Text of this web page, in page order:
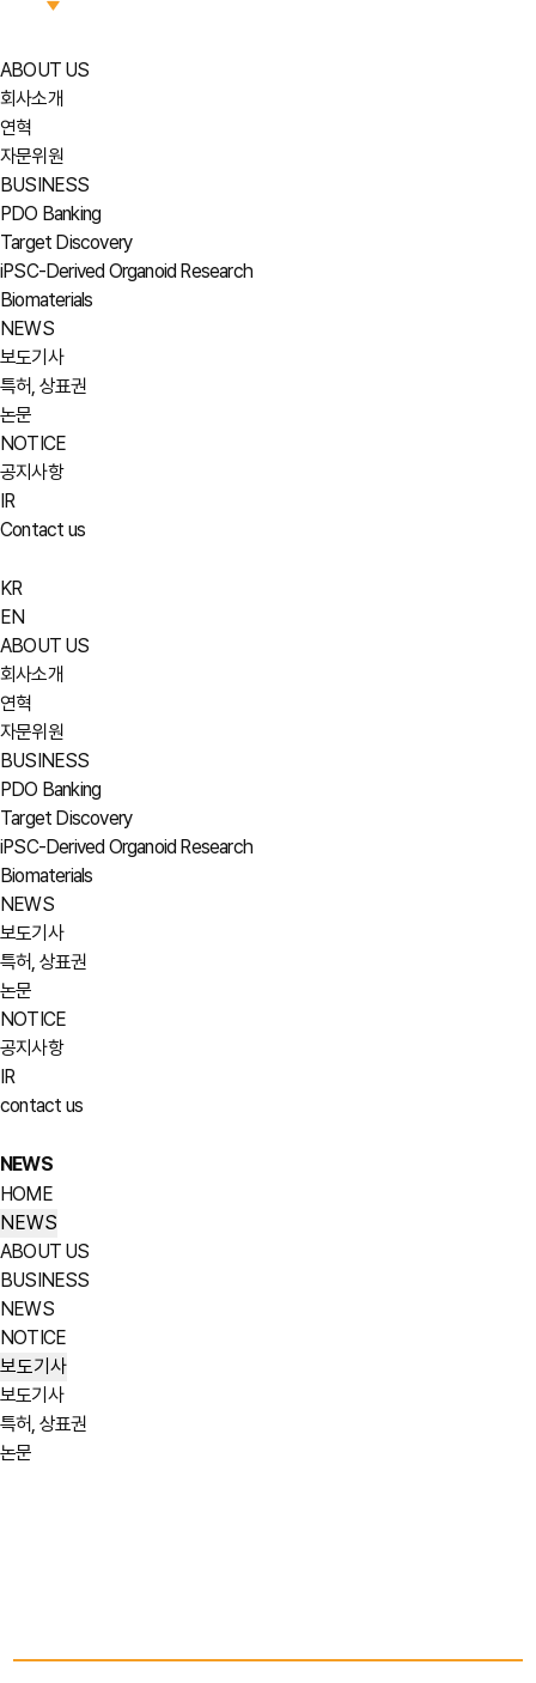
ABOUT US
회사소개
연혁
자문위원
BUSINESS
PDO Banking
Target Discovery
iPSC-Derived Organoid Research
Biomaterials
NEWS
보도기사
특허, 상표권
논문
NOTICE
공지사항
IR
Contact us
KR
EN
ABOUT US
회사소개
연혁
자문위원
BUSINESS
PDO Banking
Target Discovery
iPSC-Derived Organoid Research
Biomaterials
NEWS
보도기사
특허, 상표권
논문
NOTICE
공지사항
IR
contact us
NEWS
HOME
NEWS
ABOUT US
BUSINESS
NEWS
NOTICE
보도기사
보도기사
특허, 상표권
논문